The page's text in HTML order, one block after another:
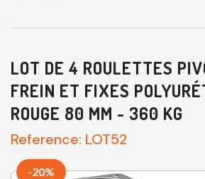
LOT DE 4 ROULETTES
FREIN ET FIXES
ROUGE 80 MM - 360 KG
Reference: LOT52
-20%